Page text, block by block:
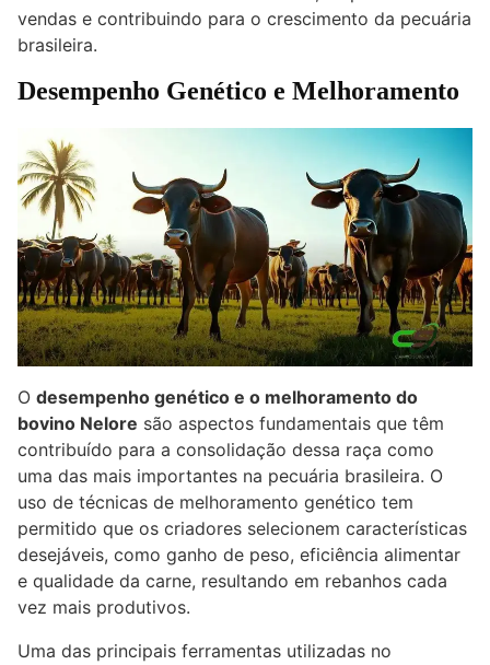
vendas e contribuindo para o crescimento da pecuária
brasileira.
Desempenho Genético e Melhoramento
O desempenho genético e o melhoramento do
bovino Nelore são aspectos fundamentais que têm
contribuído para a consolidação dessa raça como
uma das mais importantes na pecuária brasileira. O
uso de técnicas de melhoramento genético tem
permitido que os criadores selecionem características
desejáveis, como ganho de peso, eficiência alimentar
e qualidade da carne, resultando em rebanhos cada
vez mais produtivos.
Uma das principais ferramentas utilizadas no